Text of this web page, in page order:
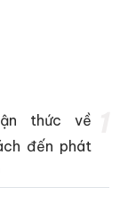
thức về
đến phát